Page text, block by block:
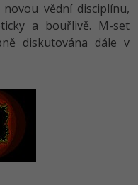
vědní disciplínu,
a bouřlivě. M-set
diskutována dále v